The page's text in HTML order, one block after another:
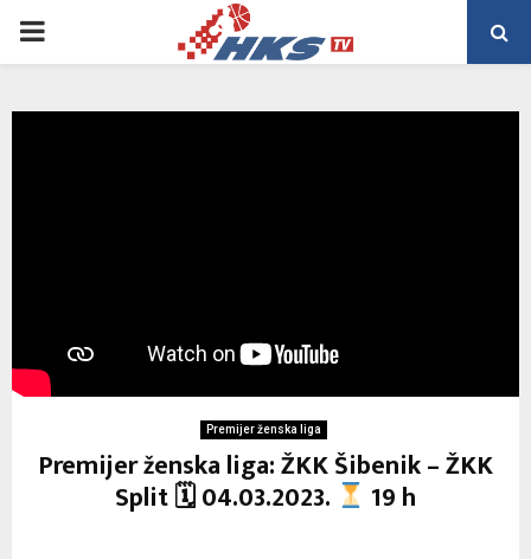
PRIMARY
Premijer ženska liga
Premijer ženska liga: ŽKK Šibenik – ŽKK
Split 🗓 04.03.2023. 19 h